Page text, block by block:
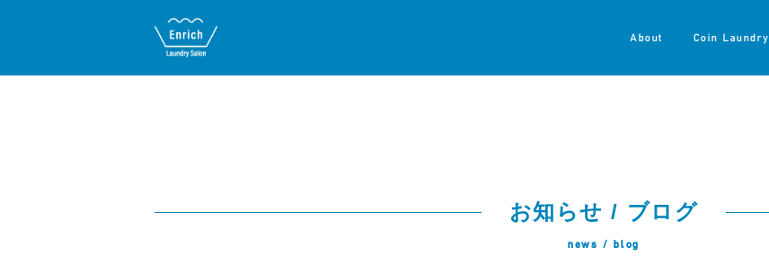
About Coin Laundry
お知らせ / ブログ
news / blog